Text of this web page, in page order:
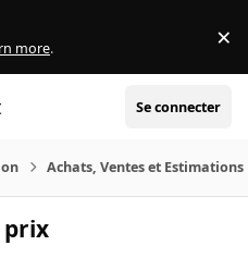
more. ×
Se connecter
Achats, Ventes et Estimations
prix